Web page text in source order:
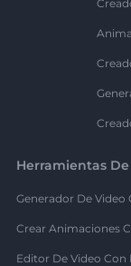
Herramientas De
Generador De Video
Crear Animaciones
Editor De Video Con